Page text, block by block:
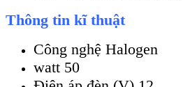
Thông tin kĩ thuật
Công nghệ Halogen
watt 50